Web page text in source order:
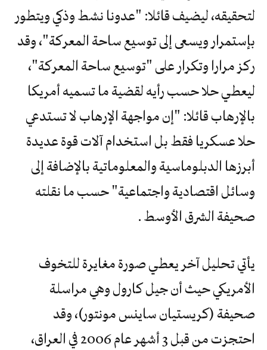
لتحقيقه، ليضيف قائلا: "عدونا نشط وذكي ويتطور
بإستمرار ويسعى إلى توسيع ساحة المعركة"، وقد
ركز مرارا وتكرار على "توسيع ساحة المعركة"،
ليعطي حلا حسب رأيه لقضية ما تسميه أمريكا
بالإرهاب قائلا: "إن مواجهة الإرهاب لا تستدعي
حلا عسكريا فقط بل استخدام آلات قوة عديدة
أبرزها الدبلوماسية والمعلوماتية بالإضافة إلى
وسائل اقتصادية واجتماعية" حسب ما نقلته
صحيفة الشرق الأوسط .
يأتي تحليل آخر يعطي صورة مغايرة للتخوف
الأمريكي حيث أن جيل كارول وهي مراسلة
صحيفة (كريستيان ساينس مونتور)، وقد
احتجزت من قبل 3 أشهر عام 2006 في العراق،